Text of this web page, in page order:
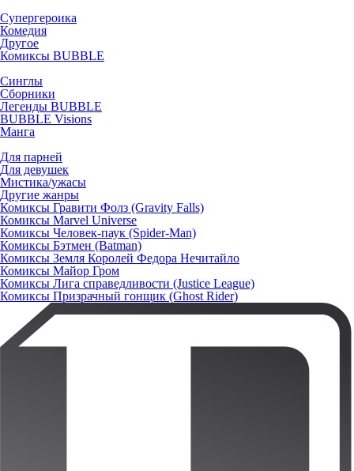
Супергероика
Комедия
Другое
Комиксы BUBBLE
Синглы
Сборники
Легенды BUBBLE
BUBBLE Visions
Манга
Для парней
Для девушек
Мистика/ужасы
Другие жанры
Комиксы Гравити Фолз (Gravity Falls)
Комиксы Marvel Universe
Комиксы Человек-паук (Spider-Man)
Комиксы Бэтмен (Batman)
Комиксы Земля Королей Федора Нечитайло
Комиксы Майор Гром
Комиксы Лига справедливости (Justice League)
Комиксы Призрачный гонщик (Ghost Rider)